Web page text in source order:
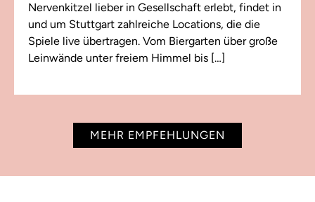
Nervenkitzel lieber in Gesellschaft erlebt, findet in
und um Stuttgart zahlreiche Locations, die die
Spiele live übertragen. Vom Biergarten über große
Leinwände unter freiem Himmel bis […]
MEHR EMPFEHLUNGEN